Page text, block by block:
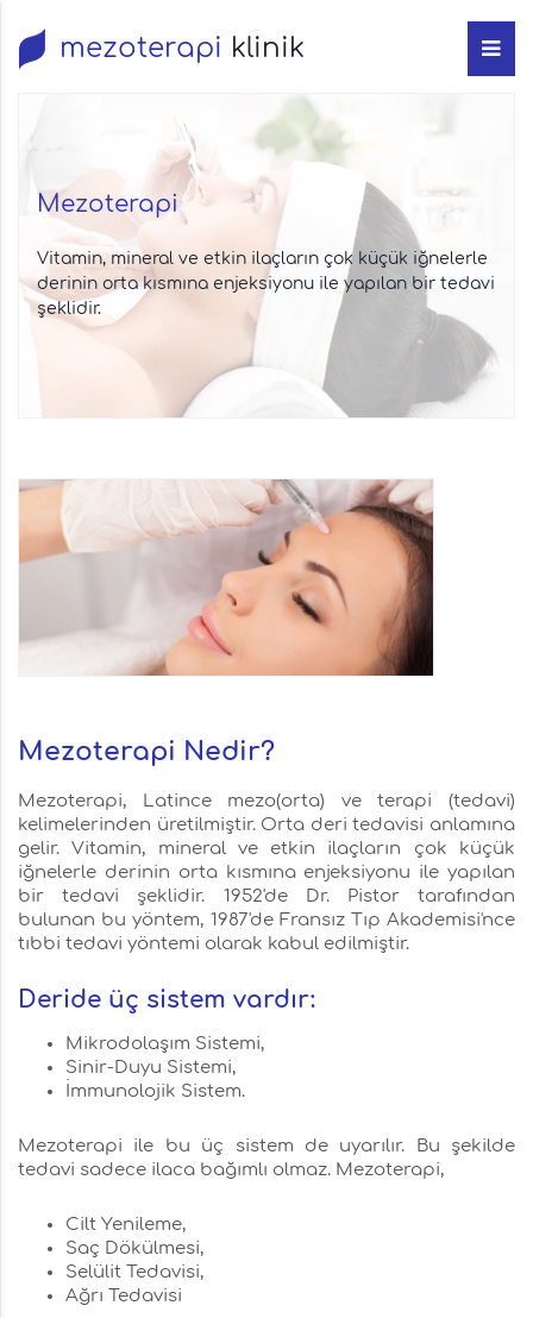
mezoterapi klinik
Mezoterapi
Vitamin, mineral ve etkin ilaçların çok küçük iğnelerle
derinin orta kısmına enjeksiyonu ile yapılan bir tedavi
şeklidir.
Mezoterapi Nedir?
Mezoterapi, Latince mezo(orta) ve terapi (tedavi)
kelimelerinden üretilmiştir. Orta deri tedavisi anlamına
gelir. Vitamin, mineral ve etkin ilaçların çok küçük
iğnelerle derinin orta kısmına enjeksiyonu ile yapılan
bir tedavi şeklidir. 1952'de Dr. Pistor tarafından
bulunan bu yöntem, 1987'de Fransız Tıp Akademisi'nce
tıbbi tedavi yöntemi olarak kabul edilmiştir.
Deride üç sistem vardır:
Mikrodolaşım Sistemi,
Sinir-Duyu Sistemi,
İmmunolojik Sistem.
Mezoterapi ile bu üç sistem de uyarılır. Bu şekilde
tedavi sadece ilaca bağımlı olmaz. Mezoterapi,
Cilt Yenileme,
Saç Dökülmesi,
Selülit Tedavisi,
Ağrı Tedavisi